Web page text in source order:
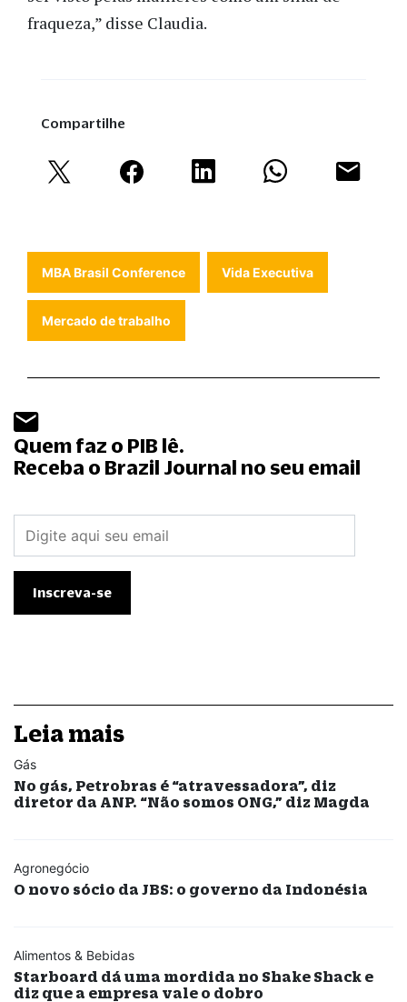
fraqueza,” disse Claudia.
Compartilhe
MBA Brasil Conference Vida Executiva
Mercado de trabalho
Quem faz o PIB lê.
Receba o Brazil Journal no seu email
Leia mais
Gás
No gás, Petrobras é “atravessadora”, diz
diretor da ANP. “Não somos ONG,” diz Magda
Agronegócio
O novo sócio da JBS: o governo da Indonésia
Alimentos & Bebidas
Starboard dá uma mordida no Shake Shack e
diz que a empresa vale o dobro